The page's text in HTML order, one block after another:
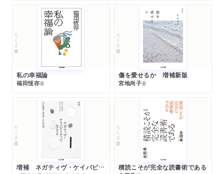
ちくま文庫
私の幸福論
福田恆存著
ちくま文庫
傷を愛せるか 増補新版
宮地尚子著
ちくま文庫
増補 ネガティヴ・ケイパビリティで生きる
ちくま文庫
積読こそが完全な読書術である